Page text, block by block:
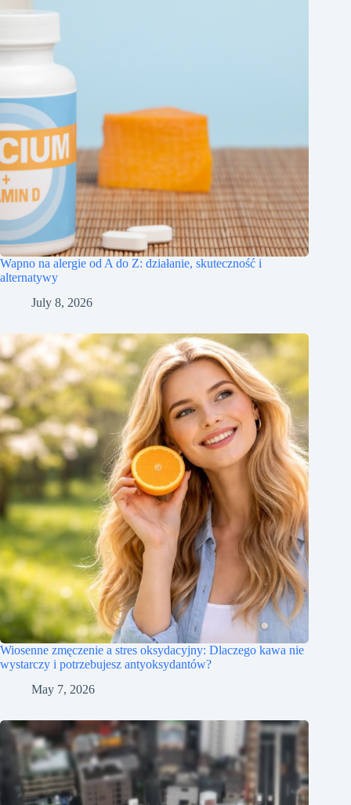
Wapno na alergie od A do Z: działanie, skuteczność i
alternatywy
July 8, 2026
Wiosenne zmęczenie a stres oksydacyjny: Dlaczego kawa nie
wystarczy i potrzebujesz antyoksydantów?
May 7, 2026